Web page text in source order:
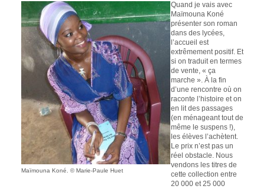
Maïmouna Koné. © Marie-Paule Huet
Quand je vais avec
Maïmouna Koné
présenter son roman
dans des lycées,
l’accueil est
extrêmement positif. Et
si on traduit en termes
de vente, « ça
marche ». À la fin
d’une rencontre où on
raconte l’histoire et on
en lit des passages
(en ménageant tout de
même le suspens !),
les élèves l’achètent.
Le prix n’est pas un
réel obstacle. Nous
vendons les titres de
cette collection entre
20 000 et 25 000